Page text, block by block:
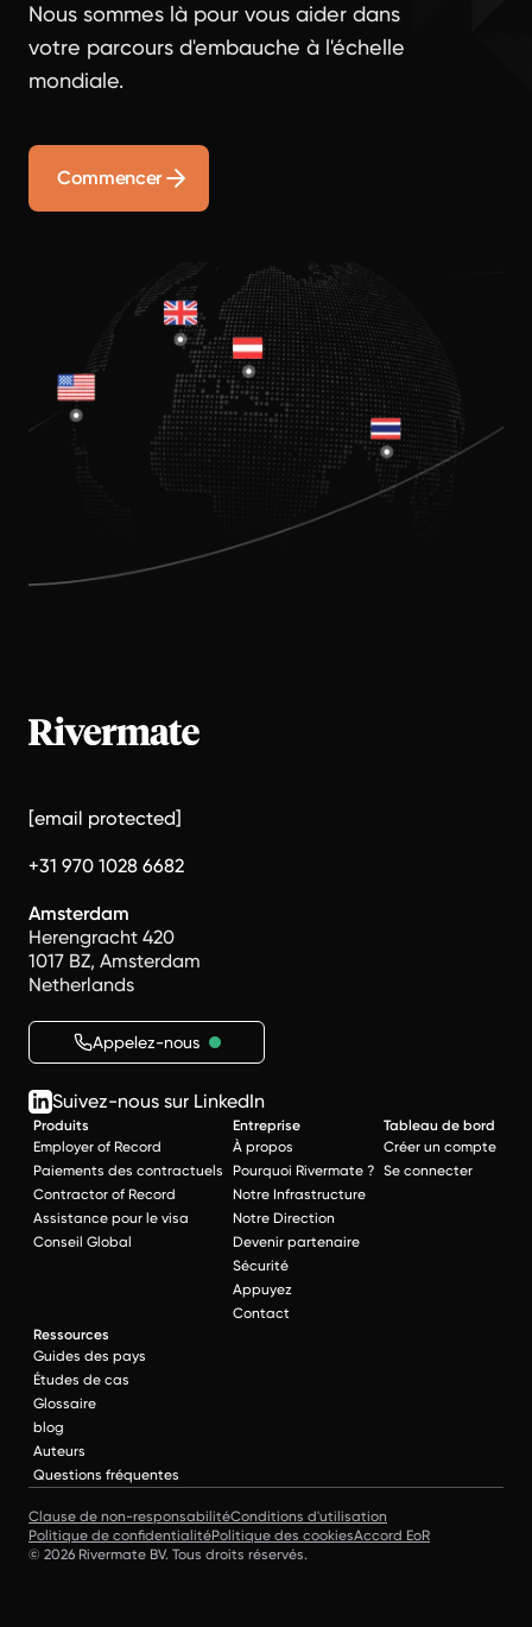
Nous sommes là pour vous aider dans
votre parcours d'embauche à l'échelle
mondiale.
Commencer
[email protected]
+31 970 1028 6682
Amsterdam
Herengracht 420
1017 BZ, Amsterdam
Netherlands
Appelez-nous
Suivez-nous sur LinkedIn
Produits
Employer of Record
Paiements des contractuels
Contractor of Record
Assistance pour le visa
Conseil Global
Entreprise
À propos
Pourquoi Rivermate ?
Notre Infrastructure
Notre Direction
Devenir partenaire
Sécurité
Appuyez
Contact
Tableau de bord
Créer un compte
Se connecter
Ressources
Guides des pays
Études de cas
Glossaire
blog
Auteurs
Questions fréquentes
Clause de non-responsabilitéConditions d'utilisation
Politique de confidentialitéPolitique des cookiesAccord EoR
© 2026 Rivermate BV. Tous droits réservés.